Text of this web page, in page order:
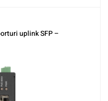
uplink SFP –